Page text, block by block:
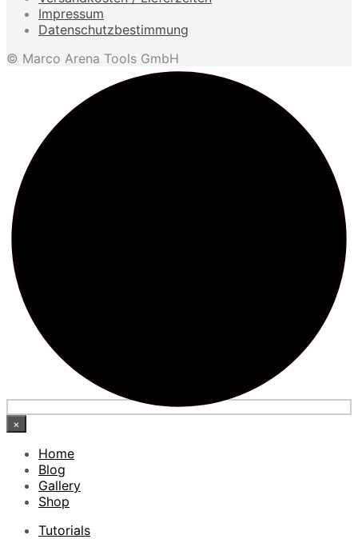
Impressum
Datenschutzbestimmung
© Marco Arena Tools GmbH
×
Home
Blog
Gallery
Shop
Tutorials